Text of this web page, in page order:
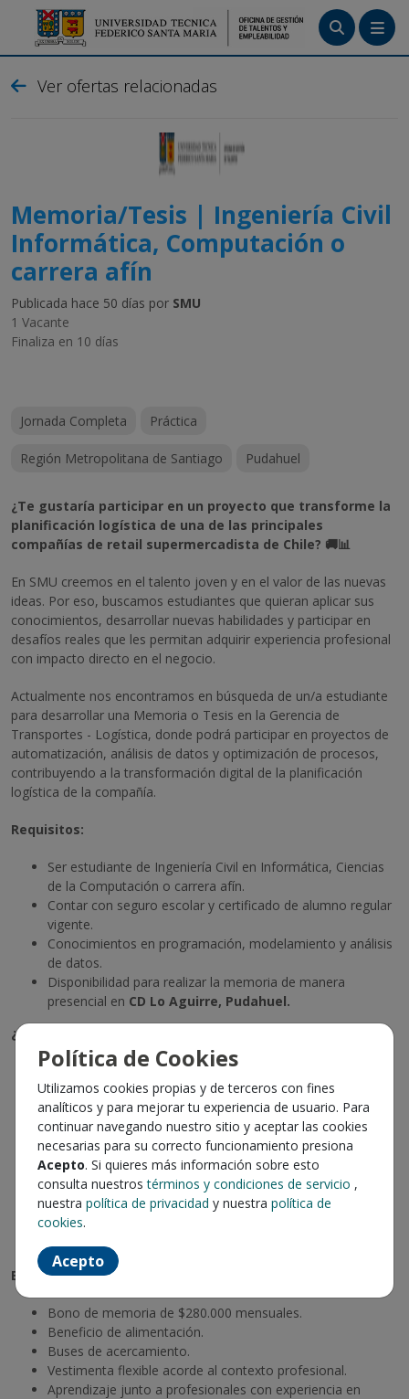
Crea tu cuenta
Ingresa
Ver ofertas relacionadas
Memoria/Tesis | Ingeniería Civil
Informática, Computación o
carrera afín
Publicada hace 50 días por SMU
1 Vacante
Finaliza en 10 días
Jornada Completa Práctica
Región Metropolitana de Santiago Pudahuel
¿Te gustaría participar en un proyecto que transforme la
planificación logística de una de las principales
compañías de retail supermercadista de Chile? 🚚📊
En SMU creemos en el talento joven y en el valor de las nuevas
ideas. Por eso, buscamos estudiantes que quieran aplicar sus
conocimientos, desarrollar nuevas habilidades y participar en
desafíos reales que les permitan adquirir experiencia profesional
con impacto directo en el negocio.
Actualmente nos encontramos en búsqueda de un/a estudiante
para desarrollar una Memoria o Tesis en la Gerencia de
Transportes - Logística, donde podrá participar en proyectos de
automatización, análisis de datos y optimización de procesos,
contribuyendo a la transformación digital de la planificación
logística de la compañía.
Requisitos:
Ser estudiante de Ingeniería Civil en Informática, Ciencias
de la Computación o carrera afín.
Contar con seguro escolar y certificado de alumno regular
vigente.
Conocimientos en programación, modelamiento y análisis
de datos.
Disponibilidad para realizar la memoria de manera
presencial en CD Lo Aguirre, Pudahuel.
¿Qué harás?
Automatizar la construcción de calendarios logísticos de
los Centros de Distribución.
Desarrollar algoritmos para la actualización y optimización
de frecuencias de abastecimiento.
Diseñar nuevos modelos de gestión y planificación de
calendarios.
Analizar datos operacionales para identificar
oportunidades de mejora.
Participar en la implementación de soluciones que
contribuyan a la transformación digital del área.
Beneficios:
Bono de memoria de $280.000 mensuales.
Beneficio de alimentación.
Buses de acercamiento.
Vestimenta flexible acorde al contexto profesional.
Aprendizaje junto a profesionales con experiencia en
Política de Cookies
Utilizamos cookies propias y de terceros con fines
analíticos y para mejorar tu experiencia de usuario. Para
continuar navegando nuestro sitio y aceptar las cookies
necesarias para su correcto funcionamiento presiona
Acepto. Si quieres más información sobre esto
consulta nuestrostérminos y condiciones de servicio ,
nuestra política de privacidad y nuestra política de
cookies.
Acepto